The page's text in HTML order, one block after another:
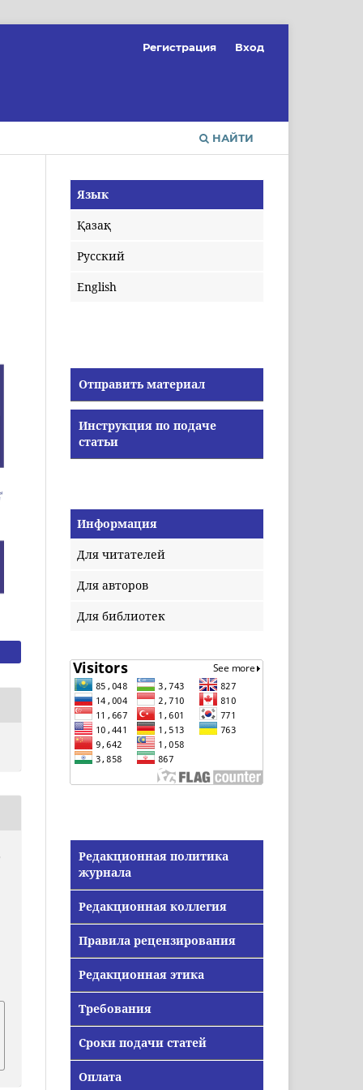
НАЙТИ
Регистрация Вход
Язык
Қазақ
Русский
English
Отправить материал
Инструкция по подаче
статьи
Информация
Для читателей
Для авторов
Для библиотек
Редакционная политика
журнала
Редакционная коллегия
Правила рецензирования
Редакционная этика
Требования
Сроки подачи статей
Оплата